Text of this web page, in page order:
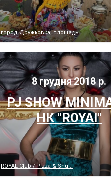
город Дружковка, площадь...
8 грудня 2018 р.
PJ SHOW
НК "ROYAl"
ROYAL Club / Pizza & Shu...